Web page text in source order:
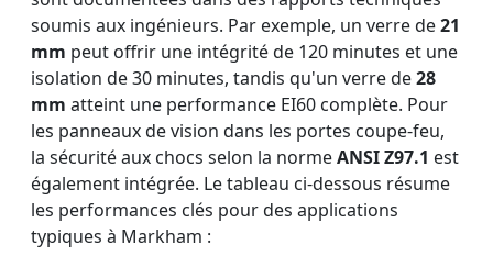
soumis aux ingénieurs. Par exemple, un verre de21
mm peut offrir une intégrité de 120 minutes et une
isolation de 30 minutes, tandis qu'un verre de28
mm atteint une performance EI60 complète. Pour
les panneaux de vision dans les portes coupe-feu,
la sécurité aux chocs selon la normeANSI Z97.1 est
également intégrée. Le tableau ci-dessous résume
les performances clés pour des applications
typiques à Markham :